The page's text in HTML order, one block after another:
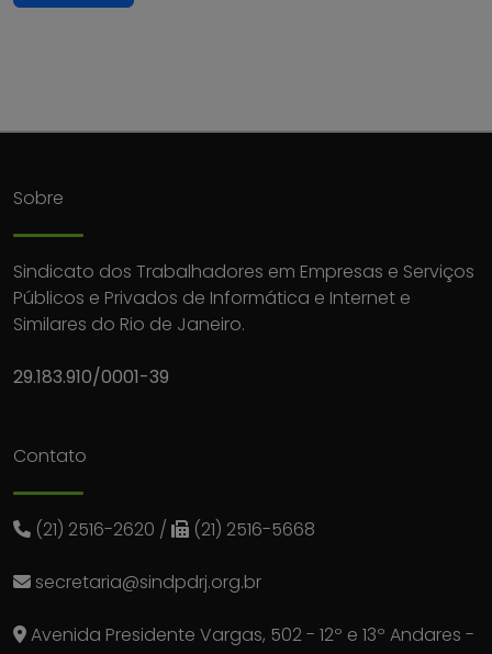
Sobre
Sindicato dos Trabalhadores em Empresas e Serviços
Públicos e Privados de Informática e Internet e
Similares do Rio de Janeiro.
29.183.910/0001-39
Contato
(21) 2516-2620 / (21) 2516-5668
secretaria@sindpdrj.org.br
Avenida Presidente Vargas, 502 - 12º e 13º Andares -